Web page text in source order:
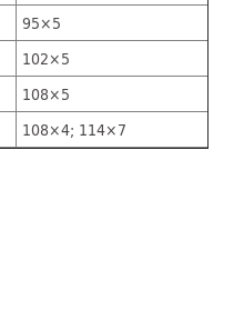
95×5
102×5
108×5
108×4; 114×7